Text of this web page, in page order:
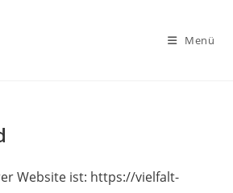
Menü
Website ist: https://vielfalt-